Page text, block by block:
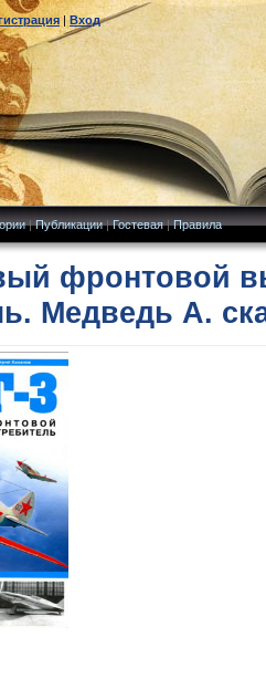
|Вход
|Публикации|Гостевая|Правила
фронтовой
Медведь А.